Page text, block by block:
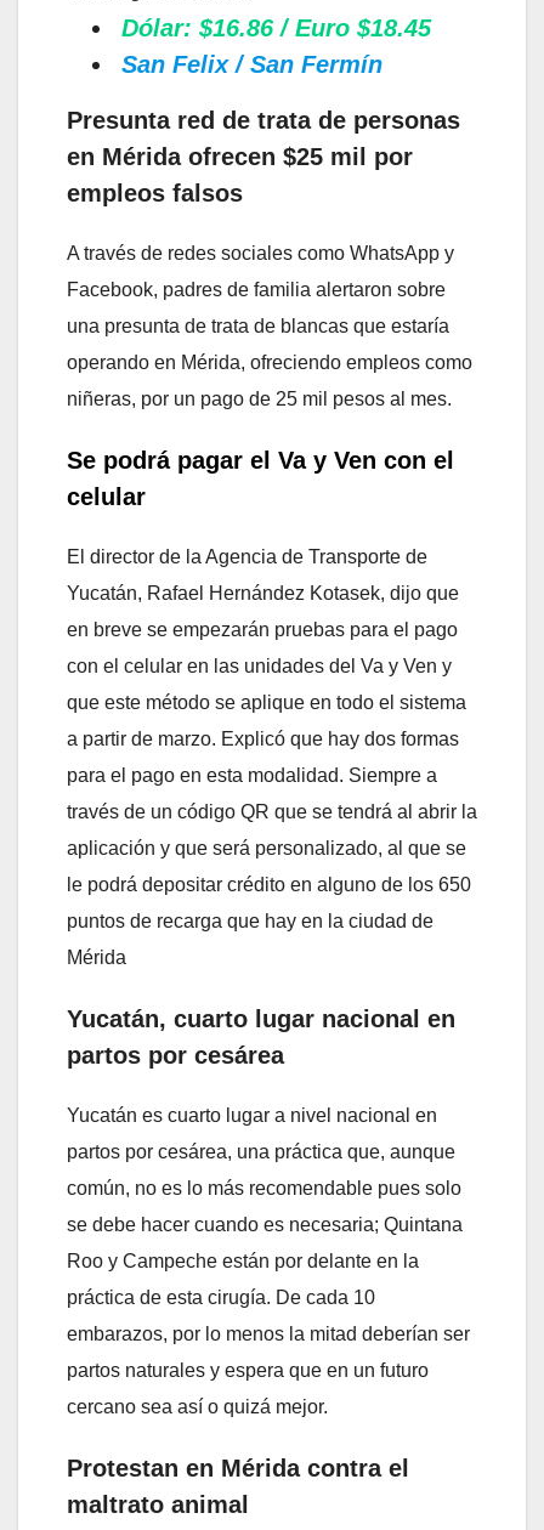
Dólar: $16.86 / Euro $18.45
San Felix / San Fermín
Presunta red de trata de personas
en Mérida ofrecen $25 mil por
empleos falsos
A través de redes sociales como WhatsApp y
Facebook, padres de familia alertaron sobre
una presunta de trata de blancas que estaría
operando en Mérida, ofreciendo empleos como
niñeras, por un pago de 25 mil pesos al mes.
Se podrá pagar el Va y Ven con el
celular
El director de la Agencia de Transporte de
Yucatán, Rafael Hernández Kotasek, dijo que
en breve se empezarán pruebas para el pago
con el celular en las unidades del Va y Ven y
que este método se aplique en todo el sistema
a partir de marzo. Explicó que hay dos formas
para el pago en esta modalidad. Siempre a
través de un código QR que se tendrá al abrir la
aplicación y que será personalizado, al que se
le podrá depositar crédito en alguno de los 650
puntos de recarga que hay en la ciudad de
Mérida
Yucatán, cuarto lugar nacional en
partos por cesárea
Yucatán es cuarto lugar a nivel nacional en
partos por cesárea, una práctica que, aunque
común, no es lo más recomendable pues solo
se debe hacer cuando es necesaria; Quintana
Roo y Campeche están por delante en la
práctica de esta cirugía. De cada 10
embarazos, por lo menos la mitad deberían ser
partos naturales y espera que en un futuro
cercano sea así o quizá mejor.
Protestan en Mérida contra el
maltrato animal